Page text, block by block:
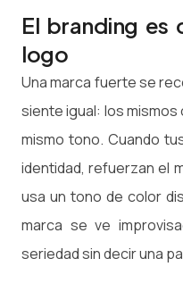
El branding es
logo
Una marca fuerte se
siente igual: los
mismo tono. Cuando
identidad, refuerzan el
usa un tono de color
marca se ve
seriedad sin decir una